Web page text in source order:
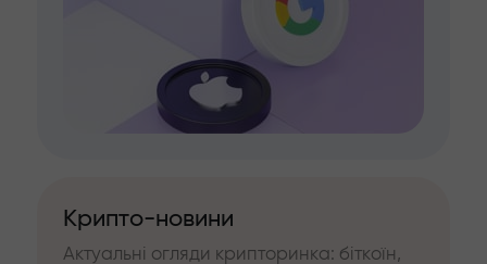
Крипто-новини
Актуальні огляди крипторинка: біткоїн,